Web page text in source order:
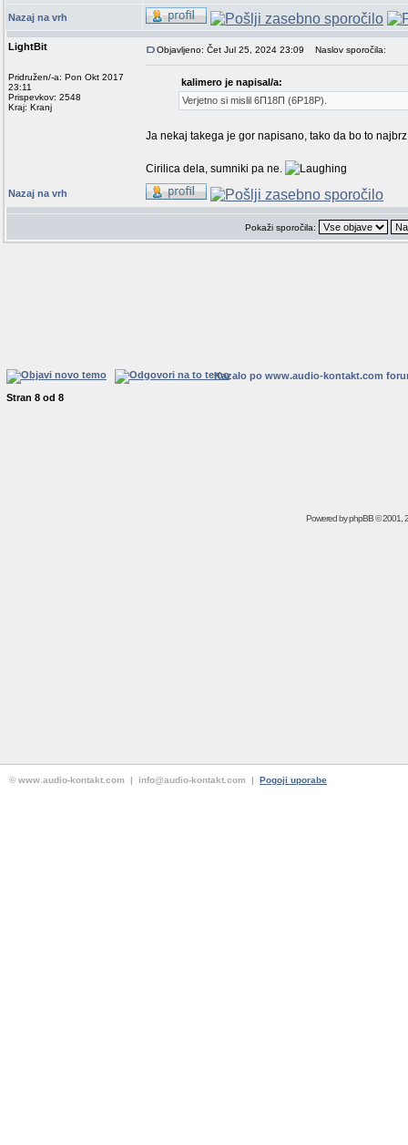
Nazaj na vrh
LightBit
Pridružen/-a: Pon Okt 2017
23:11
Prispevkov: 2548
Kraj: Kranj
Objavljeno: Čet Jul 25, 2024 23:09 Naslov sporočila:
kalimero je napisal/a:
Verjetno si mislil 6П18П (6P18P).
Ja nekaj takega je gor napisano, tako da bo to
Cirilica dela, sumniki pa ne.
Nazaj na vrh
Pokaži sporočila:
Kazalo po www.audio-kontakt.com
Stran 8 od 8
Powered byphpBB© 2001,
© www.audio-kontakt.com | info@audio-kontakt.com | Pogoji uporabe